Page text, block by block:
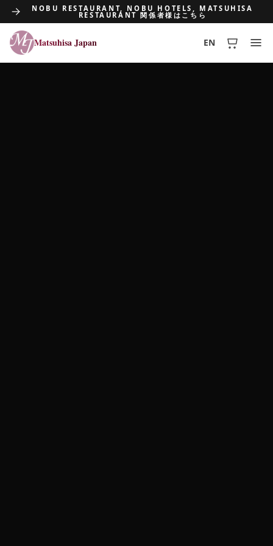
NOBU RESTAURANT, NOBU HOTELS, MATSUHISA
RESTAURANT 関係者様はこちら
Matsuhisa Japan
Matsuhisa Japan EN